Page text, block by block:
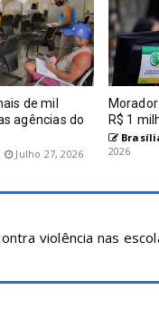
de mil
agências do
Julho 27, 2026
R$ 1
2026
violência nas